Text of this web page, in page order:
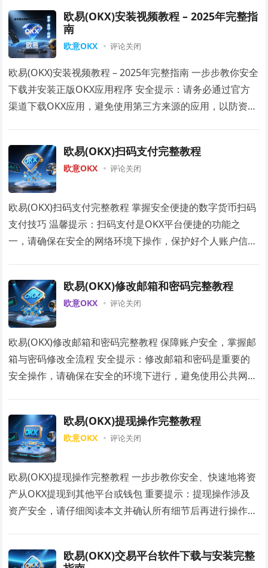
欧易(OKX)安装视频教程 – 2025年完整指
南
欧意OKX 评论关闭
欧易(OKX)安装视频教程 – 2025年完整指南 一步步教你安全
下载并安装正版OKX应用程序 安全提示：请务必通过官方
渠道下载OKX应用，避免使用第三方来源的应用，以防资产
欧易(OKX)扫码支付完整教程
欧意OKX 评论关闭
欧易(OKX)扫码支付完整教程 掌握安全便捷的数字货币扫码
支付技巧 温馨提示：扫码支付是OKX平台便捷的功能之
一，请确保在安全的网络环境下操作，保护好个人账户信
欧易(OKX)修改邮箱和密码完整教程
欧意OKX 评论关闭
欧易(OKX)修改邮箱和密码完整教程 保障账户安全，掌握邮
箱与密码修改全流程 安全提示：修改邮箱和密码是重要的
安全操作，请确保在安全的环境下进行，避免使用公共网
欧易(OKX)提现操作完整教程
欧意OKX 评论关闭
欧易(OKX)提现操作完整教程 一步步教你安全、快速地将资
产从OKX提现到其他平台或钱包 重要提示：提现操作涉及
资产安全，请仔细阅读本文并确认所有细节后再进行操作。
欧易(OKX)交易平台软件下载与安装完整